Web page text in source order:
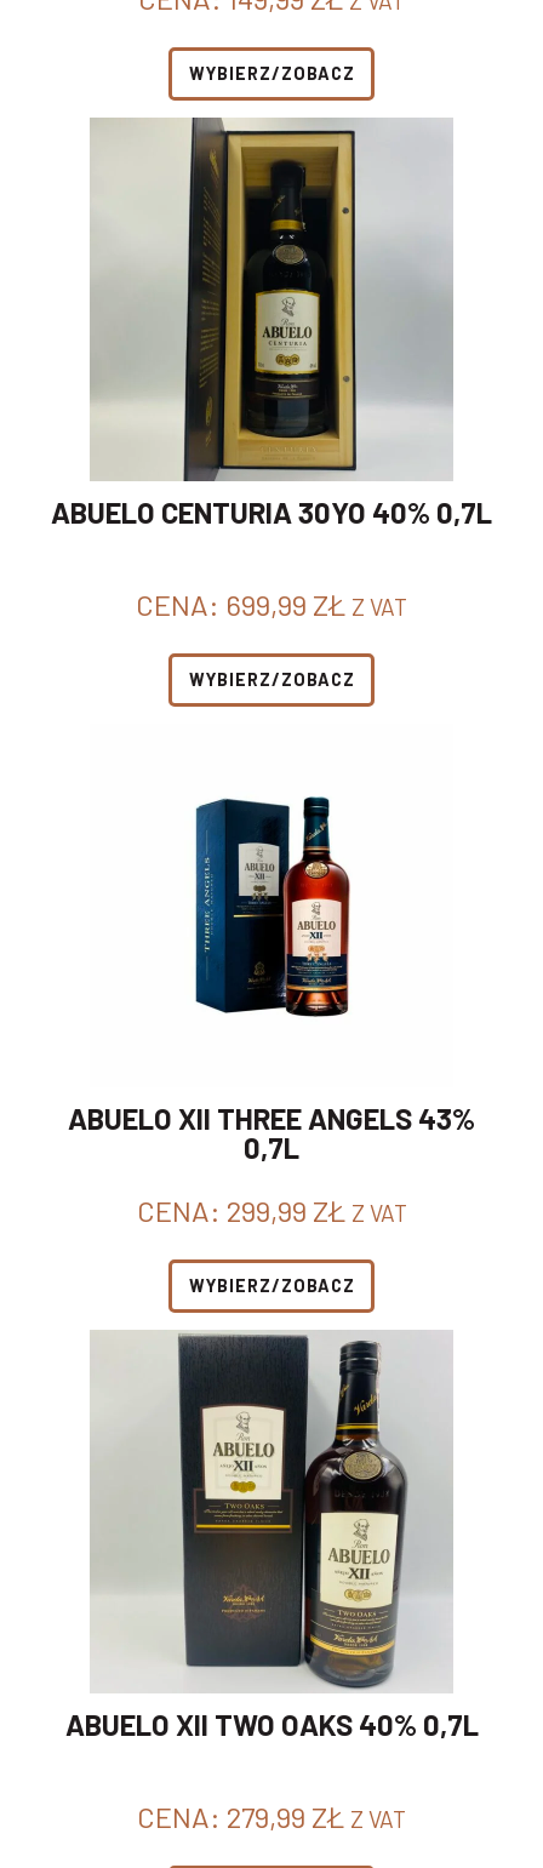
WYBIERZ/ZOBACZ
ABUELO CENTURIA 30YO 40% 0,7L
CENA: 699,99 ZŁ Z VAT
WYBIERZ/ZOBACZ
ABUELO XII THREE ANGELS 43%
0,7L
CENA: 299,99 ZŁ Z VAT
WYBIERZ/ZOBACZ
ABUELO XII TWO OAKS 40% 0,7L
CENA: 279,99 ZŁ Z VAT